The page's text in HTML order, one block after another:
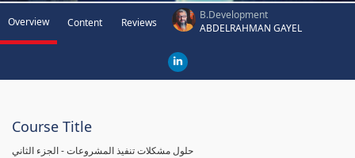
Overview Content Reviews
B.Development
ABDELRAHMAN GAYEL
Course Title
حلول مشكلات تنفيذ المشروعات - الجزء الثاني